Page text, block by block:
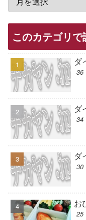
このカテゴリ
ダ
36
ダ
34
ダ
30
お
25